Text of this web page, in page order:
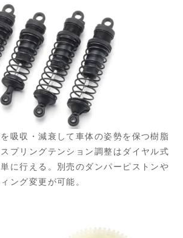
吸収・減衰して車体の姿勢を保つ樹脂
プリングテンション調整はダイヤル式
に行える。別売のダンパーピストンや
ング変更が可能。